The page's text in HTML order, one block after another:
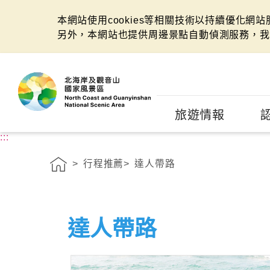
本網站使用cookies等相關技術以持續優化網
另外，本網站也提供周邊景點自動偵測服務，
旅遊情報
:::
行程推薦 達人帶路
達人帶路
"